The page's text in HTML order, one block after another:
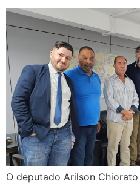
O deputado Arilson